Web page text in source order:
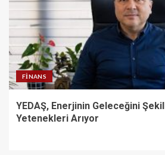
FINANS
YEDAŞ, Enerjinin Geleceğini
Yetenekleri Arıyor